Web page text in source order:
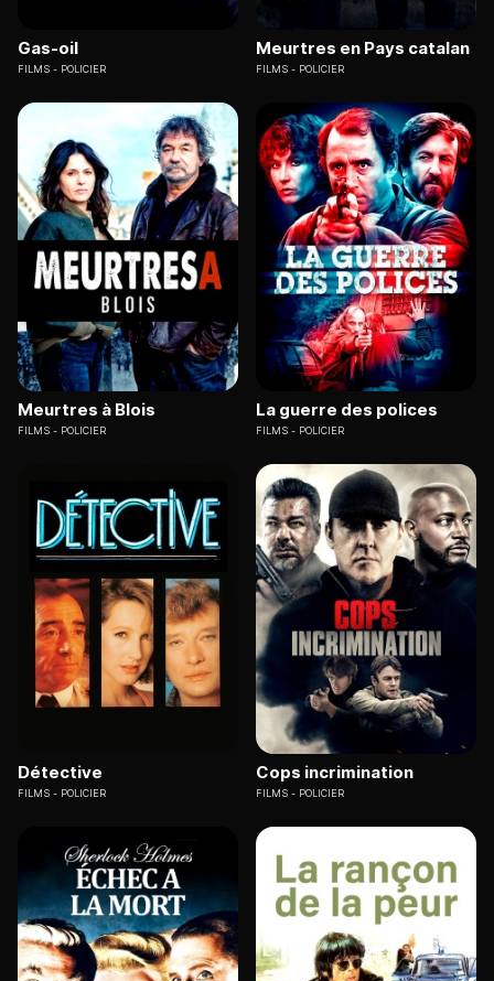
Gas-oil
FILMS POLICIER
Meurtres en Pays catalan
FILMS POLICIER
Meurtres à Blois
FILMS POLICIER
La guerre des polices
FILMS POLICIER
Détective
FILMS POLICIER
Cops incrimination
FILMS POLICIER